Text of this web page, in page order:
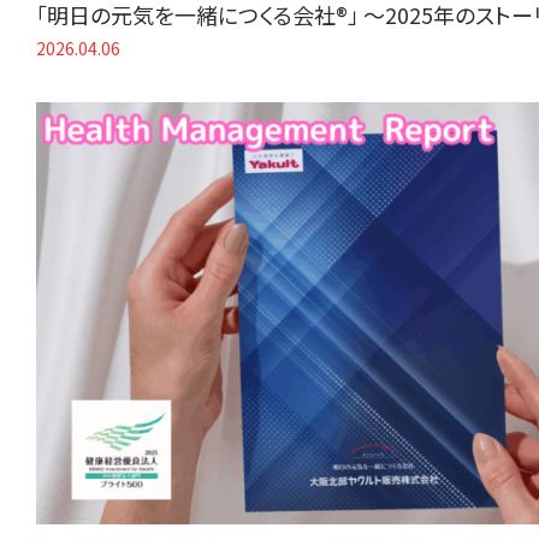
「明日の元気を一緒につくる会社®」 〜2025年のスト
2026.04.06